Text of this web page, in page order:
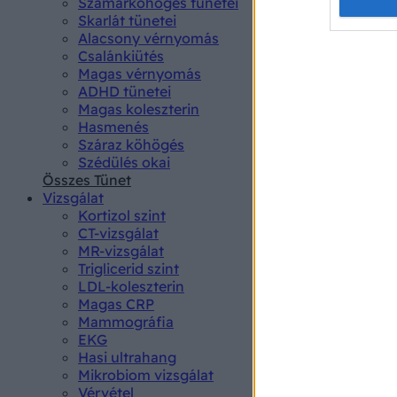
Skarlát tünetei
Alacsony vérnyomás
Csalánkiütés
Magas vérnyomás
ADHD tünetei
Magas koleszterin
Hasmenés
Száraz köhögés
Szédülés okai
Összes Tünet
Vizsgálat
Kortizol szint
CT-vizsgálat
MR-vizsgálat
Triglicerid szint
LDL-koleszterin
Magas CRP
Mammográfia
EKG
Hasi ultrahang
Mikrobiom vizsgálat
Vérvétel